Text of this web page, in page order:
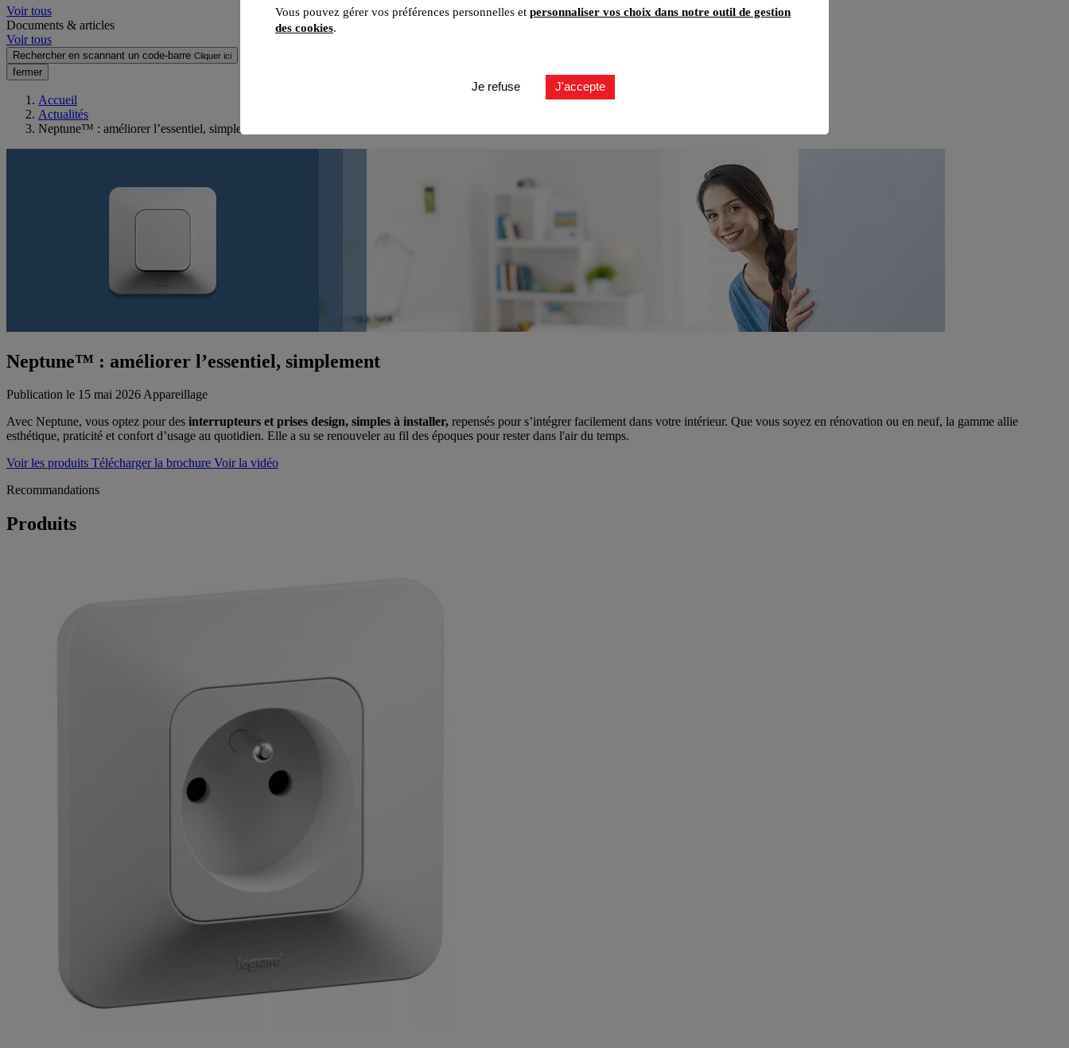
Voir tous
Documents & articles
Voir tous
Rechercher en scannant un code-barre Cliquer ici
fermer
Accueil
Actualités
Neptune™ : améliorer l’essentiel, simplement
Neptune™ : améliorer l’essentiel, simplement
Publication le 15 mai 2026Appareillage
Avec Neptune, vous optez pour des interrupteurs et prises design, simples à installer, repensés pour s’intégrer facilement dans votre intérieur. Que vous soyez en rénovation ou en neuf, la gamme allie
esthétique, praticité et confort d’usage au quotidien. Elle a su se renouveler au fil des époques pour rester dans l'air du temps.
Voir les produits Télécharger la brochure Voir la vidéo
Recommandations
Produits
Vous pouvez gérer vos préférences personnelles et personnaliser vos choix dans notre outil de gestion
des cookies.
Je refuse J'accepte